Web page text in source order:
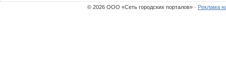
© 2026 ООО «Сеть городских порталов» · Реклама